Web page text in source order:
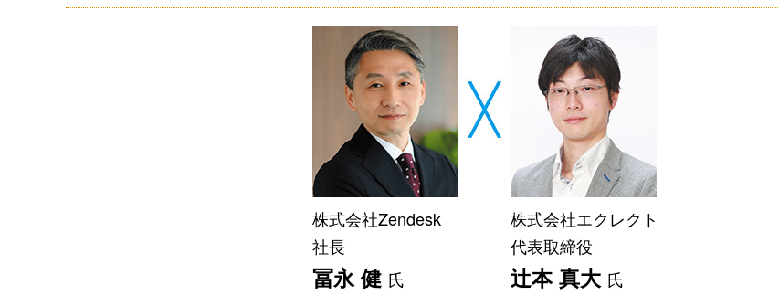
株式会社Zendesk
社長
冨永 健 氏
株式会社エクレクト
代表取締役
辻本 真大 氏